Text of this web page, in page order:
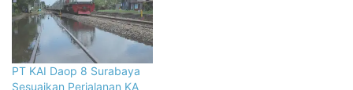
PT KAI Daop 8 Surabaya
Sesuaikan Perjalanan KA